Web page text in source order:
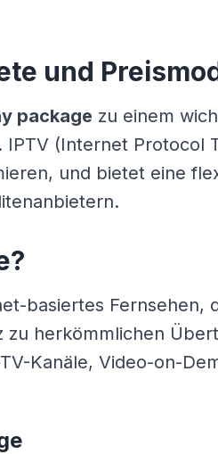
und
package zu einem
(Internet Protocol
und bietet eine
basiertes Fernsehen,
herkömmlichen
Kanäle, Video-on-